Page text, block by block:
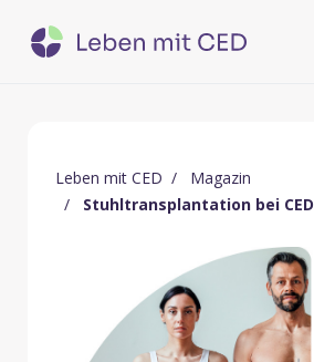
Leben mit CED
Magazin
Stuhltransplantation bei CED